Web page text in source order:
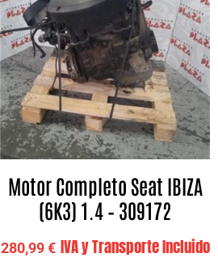
Motor Completo Seat IBIZA
(6K3) 1.4 – 309172
280,99€ IVA y Transporte Incluido